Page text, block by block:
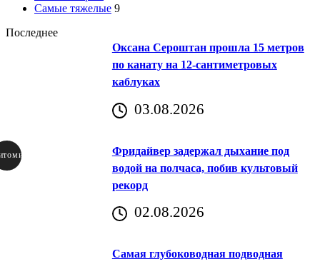
Самые тяжелые 9
Последнее
Оксана Сероштан прошла 15 метров
по канату на 12-сантиметровых
каблуках
03.08.2026
Фридайвер задержал дыхание под
водой на полчаса, побив культовый
рекорд
02.08.2026
Самая глубоководная подводная